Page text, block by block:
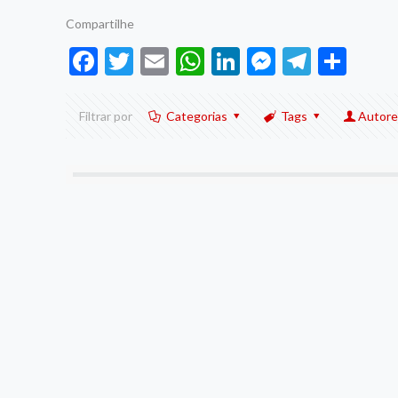
Compartilhe
Facebook
Twitter
EmailWhatsApp
LinkedIn
Messenger
Filtrar por Categorias Tags